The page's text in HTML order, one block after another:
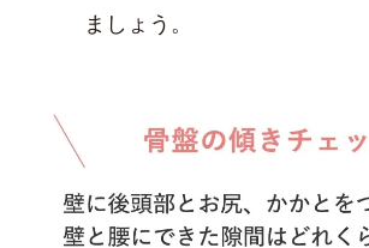
ましょう。